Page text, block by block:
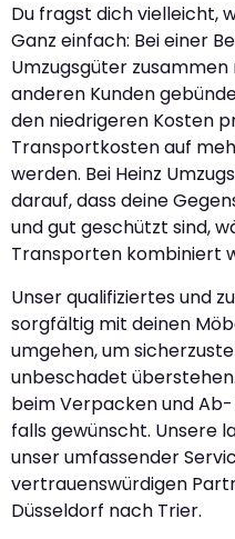
Du fragst dich vielleicht,
Ganz einfach: Bei einer
Umzugsgüter
anderen Kunden
den niedrigeren Kosten
Transportkosten auf
werden. Bei Heinz
darauf, dass deine
und gut geschützt sind,
Transporten kombiniert
Unser qualifiziertes und
sorgfältig mit deinen
umgehen, um
unbeschadet
beim Verpacken und
falls gewünscht. Unsere
unser umfassender
vertrauenswürdigen
Düsseldorf nach Trier.